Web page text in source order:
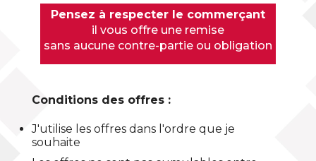
Pensez à respecter le commerçant
il vous offre une remise
sans aucune contre-partie ou obligation
Conditions des offres :
J'utilise les offres dans l'ordre que je
souhaite